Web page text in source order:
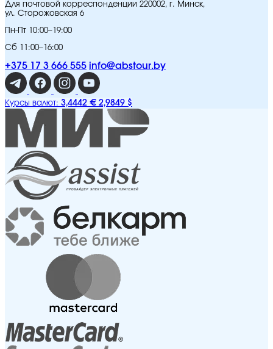
Для почтовой корреспонденции 220002, г. Минск,
ул. Сторожовская 6
Пн-Пт 10:00–19:00
Сб 11:00–16:00
+375 17 3 666 555 info@abstour.by
Курсы валют: 3,4442 € 2,9849 $